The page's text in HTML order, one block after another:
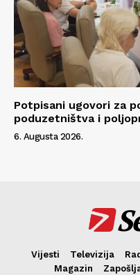
Potpisani ugovori za
poduzetništva i
6. Augusta 2026.
Vijesti Televizija
Magazin